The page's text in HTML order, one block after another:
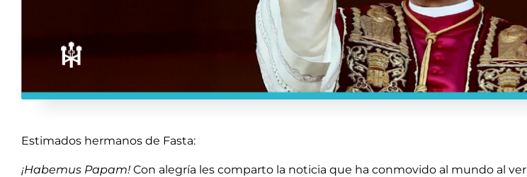
Estimados hermanos de Fasta:
¡Habemus Papam! Con alegría les comparto la noticia que ha conmovido al mundo al ver